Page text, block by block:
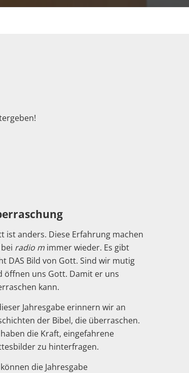
ist anders. Diese Erfahrung machen
radio m immer wieder. Es gibt
DAS Bild von Gott. Sind wir mutig
öffnen uns Gott. Damit er uns
kann.
Jahresgabe erinnern wir an
der Bibel, die überraschen.
die Kraft, eingefahrene
zu hinterfragen.
die Jahresgabe